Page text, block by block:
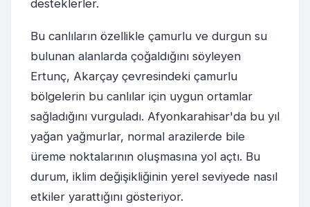
desteklerler.
Bu canlıların özellikle çamurlu ve durgun su
bulunan alanlarda çoğaldığını söyleyen
Ertunç, Akarçay çevresindeki çamurlu
bölgelerin bu canlılar için uygun ortamlar
sağladığını vurguladı. Afyonkarahisar'da bu yıl
yağan yağmurlar, normal arazilerde bile
üreme noktalarının oluşmasına yol açtı. Bu
durum, iklim değişikliğinin yerel seviyede nasıl
etkiler yarattığını gösteriyor.